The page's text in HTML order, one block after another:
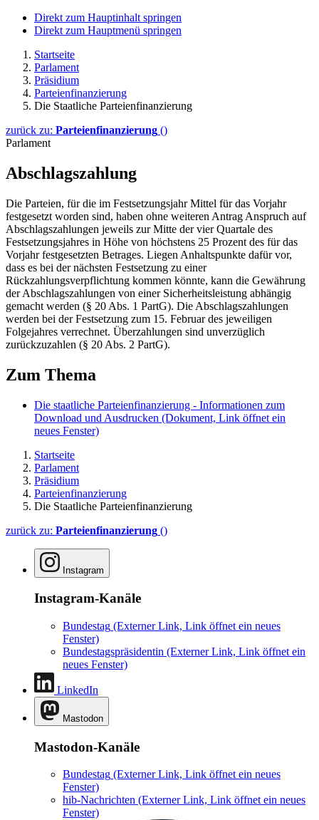
Direkt zum Hauptinhalt springen
Direkt zum Hauptmenü springen
Startseite
Parlament
Präsidium
Parteienfinanzierung
Die Staatliche Parteienfinanzierung
zurück zu: Parteienfinanzierung ()
Parlament
Abschlagszahlung
Die Parteien, für die im Festsetzungsjahr Mittel für das Vorjahr
festgesetzt worden sind, haben ohne weiteren Antrag Anspruch auf
Abschlagszahlungen jeweils zur Mitte der vier Quartale des
Festsetzungsjahres in Höhe von höchstens 25 Prozent des für das
Vorjahr festgesetzten Betrages. Liegen Anhaltspunkte dafür vor,
dass es bei der nächsten Festsetzung zu einer
Rückzahlungsverpflichtung kommen könnte, kann die Gewährung
der Abschlagszahlungen von einer Sicherheitsleistung abhängig
gemacht werden (§ 20 Abs. 1 PartG). Die Abschlagszahlungen
werden bei der Festsetzung zum 15. Februar des jeweiligen
Folgejahres verrechnet. Überzahlungen sind unverzüglich
zurückzuzahlen (§ 20 Abs. 2 PartG).
Zum Thema
Die staatliche Parteienfinanzierung - Informationen zum
Download und Ausdrucken (Dokument, Link öffnet ein
neues Fenster)
Startseite
Parlament
Präsidium
Parteienfinanzierung
Die Staatliche Parteienfinanzierung
zurück zu: Parteienfinanzierung ()
Instagram
Instagram-Kanäle
Bundestag (Externer Link, Link öffnet ein neues
Fenster)
Bundestagspräsidentin (Externer Link, Link öffnet ein
neues Fenster)
LinkedIn
Mastodon
Mastodon-Kanäle
Bundestag (Externer Link, Link öffnet ein neues
Fenster)
hib-Nachrichten (Externer Link, Link öffnet ein neues
Fenster)